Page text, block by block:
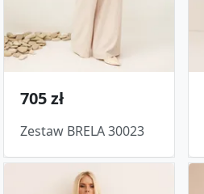
705 zł
Zestaw BRELA 30023